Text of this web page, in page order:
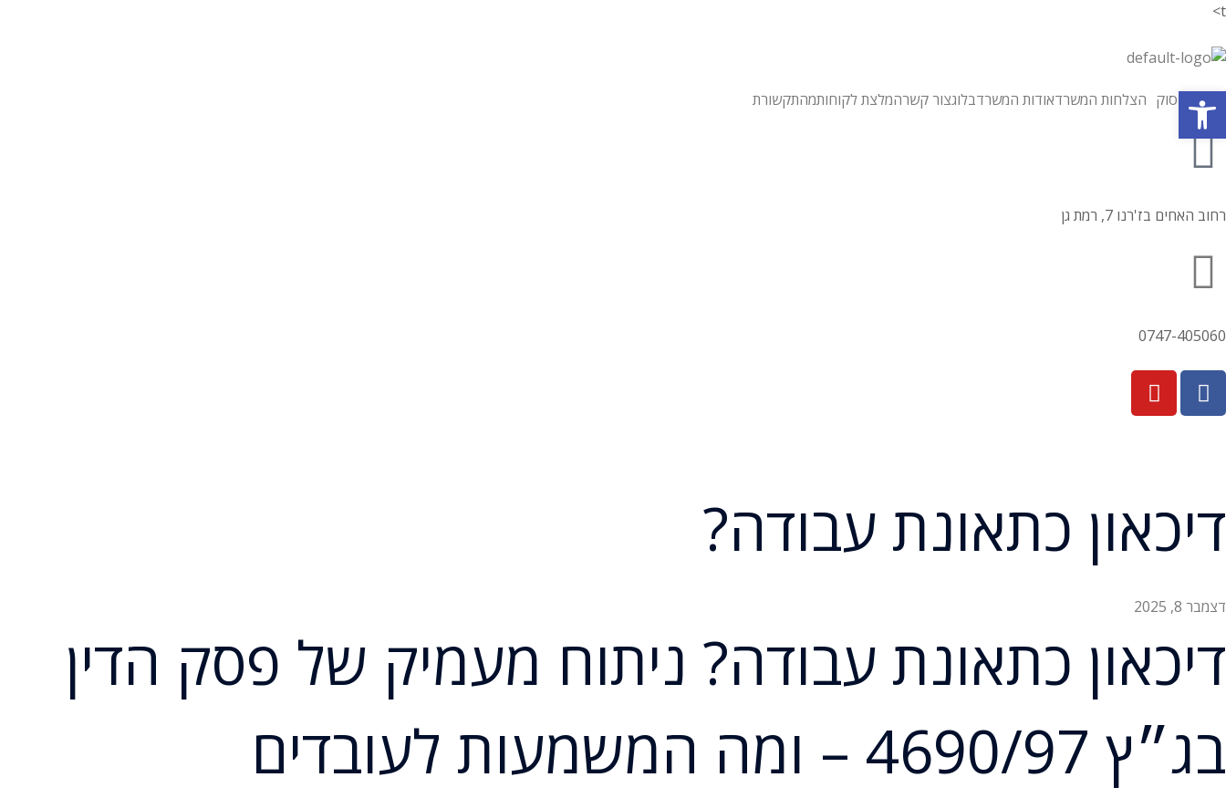
t>
תחומי עיסוק הצלחות המשרדאודות המשרדבלוגצור קשרהמלצת לקוחותמהתקשורת
רחוב האחים בז'רנו 7, רמת גן
0747-405060
דיכאון כתאונת עבודה?
דצמבר 8, 2025
דיכאון כתאונת עבודה? ניתוח מעמיק של פסק הדין
בג״ץ 4690/97 – ומה המשמעות לעובדים
פתח סרגל נגישות